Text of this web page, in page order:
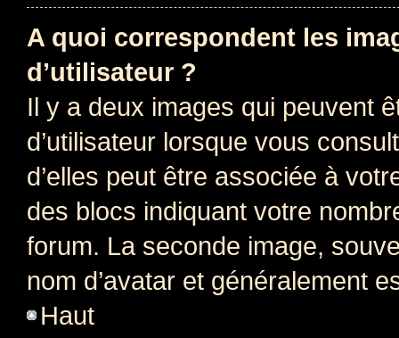
A quoi correspondent les
d’utilisateur ?
Il y a deux images qui peuvent
d’utilisateur lorsque vous
d’elles peut être associée à
des blocs indiquant votre
forum. La seconde image,
nom d’avatar et généralement
Haut